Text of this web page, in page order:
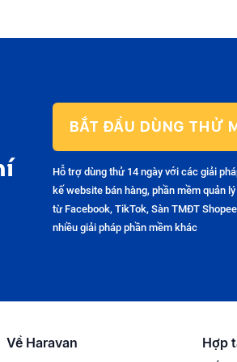
BẮT ĐẦU DÙNG THỬ
Hỗ trợ dùng thử 14 ngày với các giải
kế website bán hàng, phần mềm quản
từ Facebook, TikTok, Sàn TMĐT
nhiều giải pháp phần mềm khác
Về Haravan
Hợp